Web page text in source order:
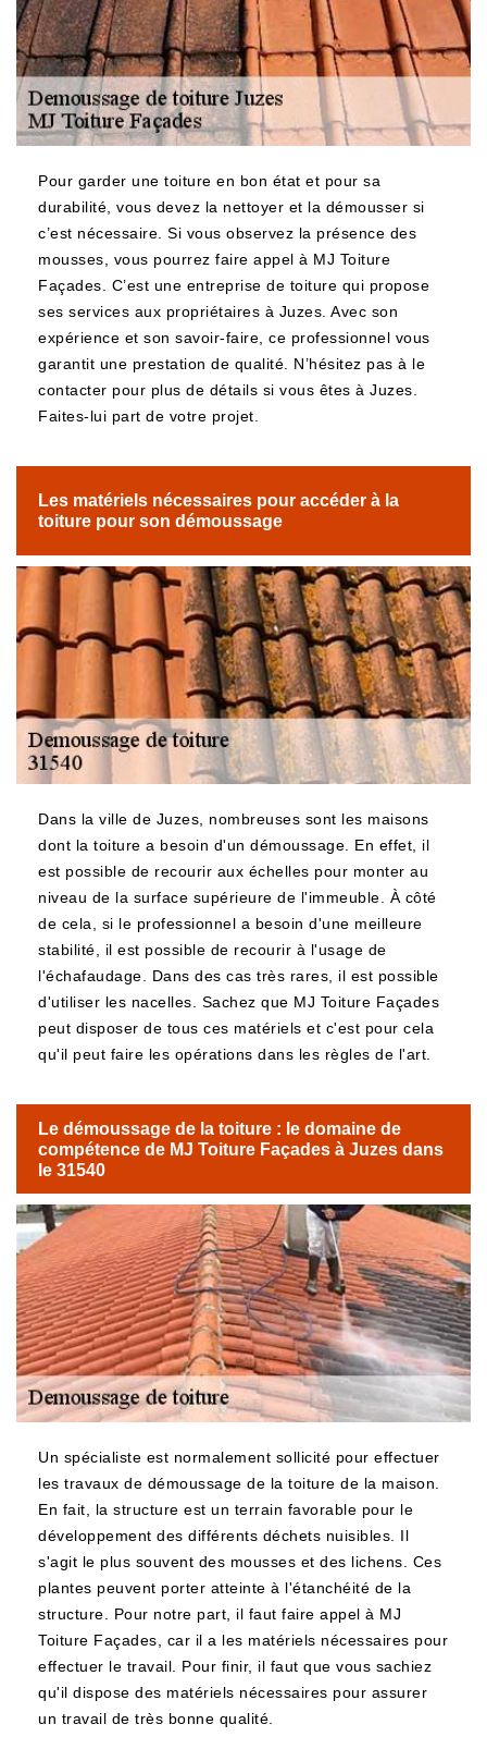
Pour garder une toiture en bon état et pour sa
durabilité, vous devez la nettoyer et la démousser si
c’est nécessaire. Si vous observez la présence des
mousses, vous pourrez faire appel à MJ Toiture
Façades. C’est une entreprise de toiture qui propose
ses services aux propriétaires à Juzes. Avec son
expérience et son savoir-faire, ce professionnel vous
garantit une prestation de qualité. N’hésitez pas à le
contacter pour plus de détails si vous êtes à Juzes.
Faites-lui part de votre projet.
Les matériels nécessaires pour accéder à la
toiture pour son démoussage
Dans la ville de Juzes, nombreuses sont les maisons
dont la toiture a besoin d'un démoussage. En effet, il
est possible de recourir aux échelles pour monter au
niveau de la surface supérieure de l'immeuble. À côté
de cela, si le professionnel a besoin d'une meilleure
stabilité, il est possible de recourir à l'usage de
l'échafaudage. Dans des cas très rares, il est possible
d'utiliser les nacelles. Sachez que MJ Toiture Façades
peut disposer de tous ces matériels et c'est pour cela
qu'il peut faire les opérations dans les règles de l'art.
Le démoussage de la toiture : le domaine de
compétence de MJ Toiture Façades à Juzes dans
le 31540
Un spécialiste est normalement sollicité pour effectuer
les travaux de démoussage de la toiture de la maison.
En fait, la structure est un terrain favorable pour le
développement des différents déchets nuisibles. Il
s'agit le plus souvent des mousses et des lichens. Ces
plantes peuvent porter atteinte à l'étanchéité de la
structure. Pour notre part, il faut faire appel à MJ
Toiture Façades, car il a les matériels nécessaires pour
effectuer le travail. Pour finir, il faut que vous sachiez
qu'il dispose des matériels nécessaires pour assurer
un travail de très bonne qualité.